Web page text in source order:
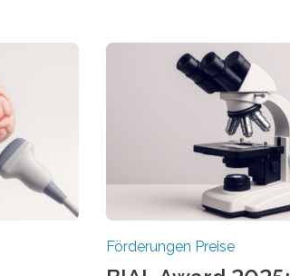
Förderungen Preise